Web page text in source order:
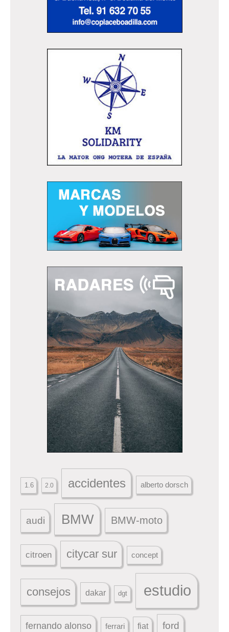
1.6 2.0 accidentes alberto dorsch
audi BMW BMW-moto
citroen citycar sur concept
consejos dakar dgt estudio
fernando alonso ferrari fiat ford